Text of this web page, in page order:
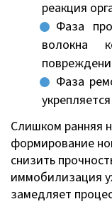
реакция
Фаза
волокна
Фаза
Слишком ранняя
формирование
снизить
иммобилизация
замедляет